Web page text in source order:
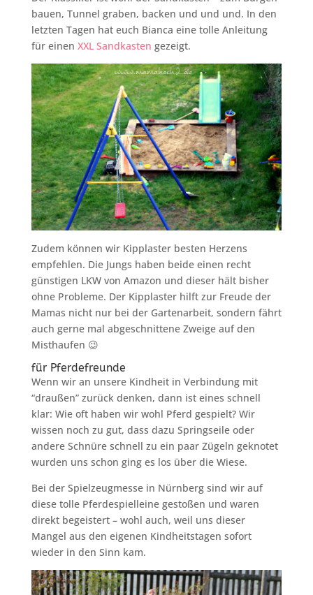
bauen, Tunnel graben, backen und und und. In den
letzten Tagen hat euch Bianca eine tolle Anleitung
für einen XXL Sandkasten gezeigt.
Zudem können wir Kipplaster besten Herzens
empfehlen. Die Jungs haben beide einen recht
günstigen LKW von Amazon und dieser hält bisher
ohne Probleme. Der Kipplaster hilft zur Freude der
Mamas nicht nur bei der Gartenarbeit, sondern fährt
auch gerne mal abgeschnittene Zweige auf den
Misthaufen 😉
für Pferdefreunde
Wenn wir an unsere Kindheit in Verbindung mit
“draußen” zurück denken, dann ist eines schnell
klar: Wie oft haben wir wohl Pferd gespielt? Wir
wissen noch zu gut, dass dazu Springseile oder
andere Schnüre schnell zu ein paar Zügeln geknotet
wurden uns schon ging es los über die Wiese.
Bei der Spielzeugmesse in Nürnberg sind wir auf
diese tolle Pferdespielleine gestoßen und waren
direkt begeistert – wohl auch, weil uns dieser
Mangel aus den eigenen Kindheitstagen sofort
wieder in den Sinn kam.